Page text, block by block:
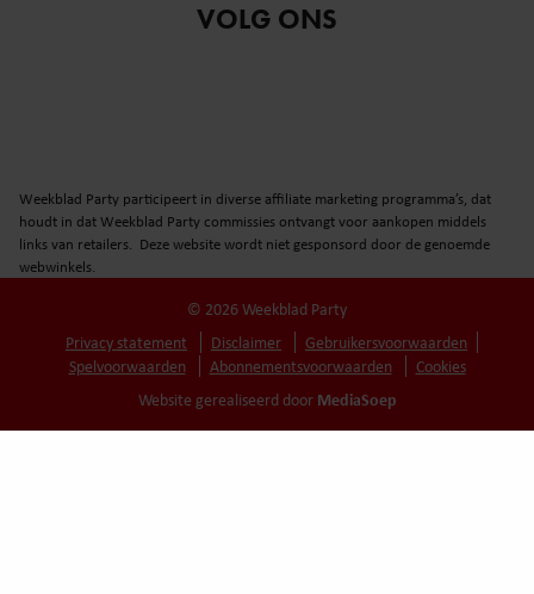
VOLG ONS
Weekblad Party participeert in diverse affiliate marketing programma’s, dat
houdt in dat Weekblad Party commissies ontvangt voor aankopen middels
links van retailers. Deze website wordt niet gesponsord door de genoemde
webwinkels.
© 2026 Weekblad Party
Privacy statement
Disclaimer
Gebruikersvoorwaarden
Spelvoorwaarden
Abonnementsvoorwaarden
Cookies
Website gerealiseerd door MediaSoep